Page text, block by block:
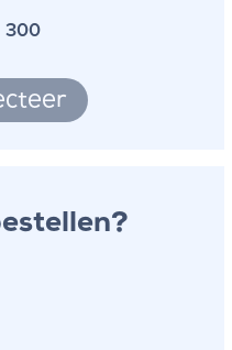
300